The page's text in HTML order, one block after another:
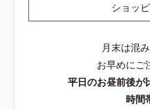
ショッ
月末は混
お早めにご
平日のお昼前後が
時間